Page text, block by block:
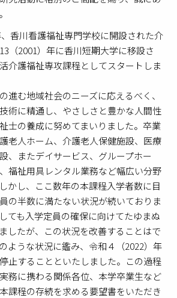
香川看護福祉専門学校に開設された介
（2001）年に香川短期大学に移設さ
介護福祉専攻課程としてスタートしま
進む地域社会のニーズに応えるべく、
術に精通し、やさしさと豊かな人間性
士の養成に努めてまいりました。卒業
老人ホーム、介護老人保健施設、医療
、またデイサービス、グループホー
福祉用具レンタル業務など幅広い分野
かし、ここ数年の本課程入学者数に目
の半数に満たない状況が続いておりま
ても入学定員の確保に向けてたゆまぬ
したが、この状況を改善することはで
ような状況に鑑み、令和４（2022）年
止することといたしました。この過程
務に携わる関係各位、本学卒業生など
課程の存続を求める要望書をいただき